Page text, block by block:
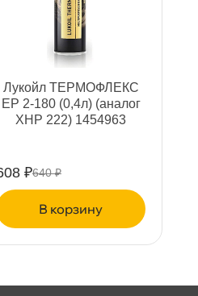
Лукойл ТЕРМОФЛЕКС
ЕР 2-180 (0,4л) (анало
XHP 222) 1454963
₽640 ₽
корзину